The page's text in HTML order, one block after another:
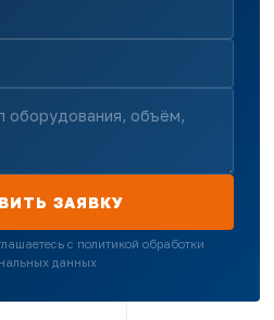
ЗАЯВКУ
с политикой обработки
данных